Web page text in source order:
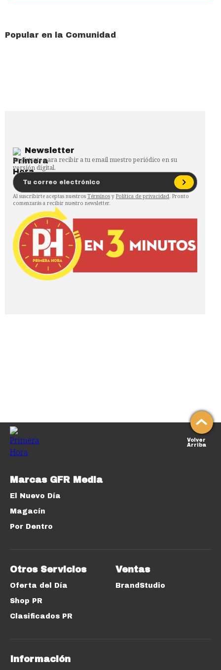
Popular en la Comunidad
Newsletter
Regístrate para recibir a tu email nuestro periódico en su
versión digital.
Al suscribirte aceptas nuestros Términos y Política de privacidad. Pronto
comenzarás a recibir nuestro newsletter.
Volver
Arriba
Marcas GFR Media
El Nuevo Día
Magacín
Por Dentro
Otros Servicios
Oferta del Día
Shop PR
Clasificados PR
Ventas
BrandStudio
Información